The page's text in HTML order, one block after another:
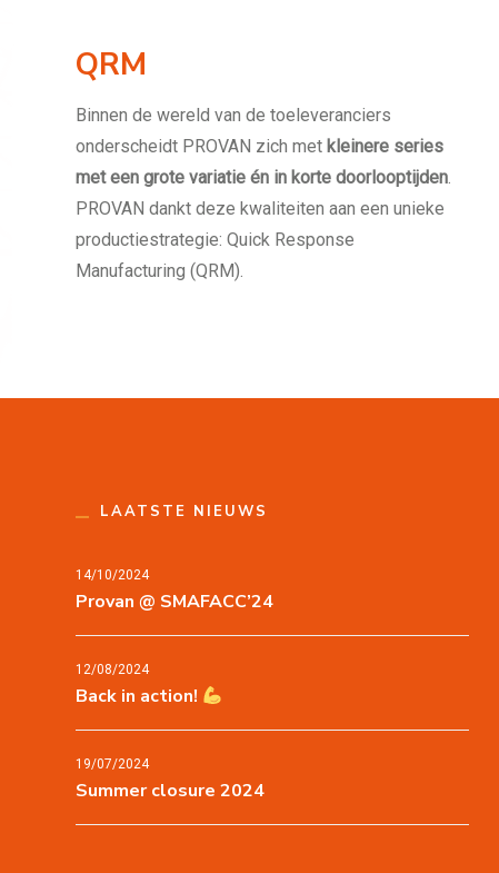
QRM
Binnen de wereld van de toeleveranciers
onderscheidt PROVAN zich met kleinere series
met een grote variatie én in korte doorlooptijden.
PROVAN dankt deze kwaliteiten aan een unieke
productiestrategie: Quick Response
Manufacturing (QRM).
LAATSTE NIEUWS
Provan @ SMAFACC’24
14/10/2024
Back in action!
12/08/2024
Summer closure 2024
19/07/2024